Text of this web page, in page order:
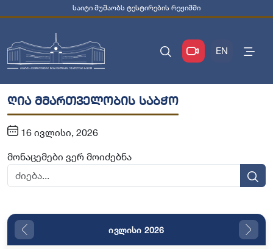
საიტი მუშაობს ტესტირების რეჟიმში
EN
ღია მმართველობის საბჭო
16 ივლისი, 2026
მონაცემები ვერ მოიძებნა
ივლისი 2026